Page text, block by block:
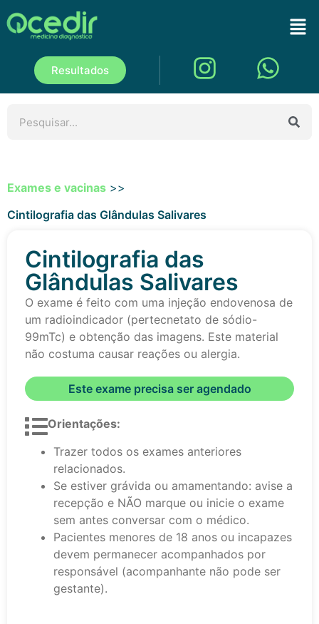
Resultados
Exames e vacinas >>
Cintilografia das Glândulas Salivares
Cintilografia das
Glândulas Salivares
O exame é feito com uma injeção endovenosa de
um radioindicador (pertecnetato de sódio-
99mTc) e obtenção das imagens. Este material
não costuma causar reações ou alergia.
Este exame precisa ser agendado
Orientações:
Trazer todos os exames anteriores
relacionados.
Se estiver grávida ou amamentando: avise a
recepção e NÃO marque ou inicie o exame
sem antes conversar com o médico.
Pacientes menores de 18 anos ou incapazes
devem permanecer acompanhados por
responsável (acompanhante não pode ser
gestante).